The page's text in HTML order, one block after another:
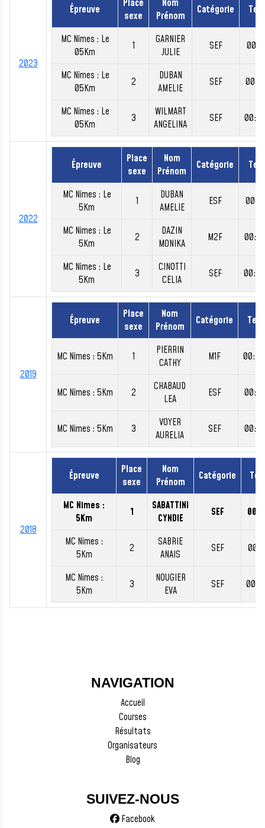
2023
Épreuve
Place
sexe
Nom
Prénom
Catégorie
MC Nimes : Le
05Km
1
GARNIER
JULIE
SEF
MC Nimes : Le
05Km
2
DUBAN
AMELIE
SEF
MC Nimes : Le
05Km
3
WILMART
ANGELINA
SEF
2022
Épreuve
Place
sexe
Nom
Prénom
Catégorie
MC Nimes : Le
5Km
1
DUBAN
AMELIE
ESF
MC Nimes : Le
5Km
2
DAZIN
MONIKA
M2F
MC Nimes : Le
5Km
3
CINOTTI
CELIA
SEF
2019
Épreuve
Place
sexe
Nom
Prénom
Catégorie
MC Nimes : 5Km 1
PIERRIN
CATHY
M1F
MC Nimes : 5Km 2
CHABAUD
LEA
ESF
MC Nimes : 5Km 3
VOYER
AURELIA
SEF
2018
Épreuve
Place
sexe
Nom
Prénom
Catégorie
MC Nimes :
5Km
1
SABATTINI
CYNDIE
SEF
MC Nimes :
5Km
2
SABRIE
ANAIS
SEF
MC Nimes :
5Km
3
NOUGIER
EVA
SEF
NAVIGATION
Accueil
Courses
Résultats
Organisateurs
Blog
SUIVEZ-NOUS
Facebook